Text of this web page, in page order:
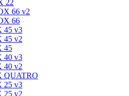
22
66 v2
66
45 v3
45 v2
45
40 v3
40 v2
QUATRO
25 v3
25 v2